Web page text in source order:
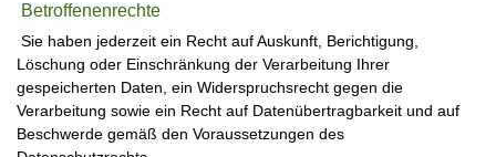
Betroffenenrechte
Sie haben jederzeit ein Recht auf Auskunft, Berichtigung,
Löschung oder Einschränkung der Verarbeitung Ihrer
gespeicherten Daten, ein Widerspruchsrecht gegen die
Verarbeitung sowie ein Recht auf Datenübertragbarkeit und auf
Beschwerde gemäß den Voraussetzungen des